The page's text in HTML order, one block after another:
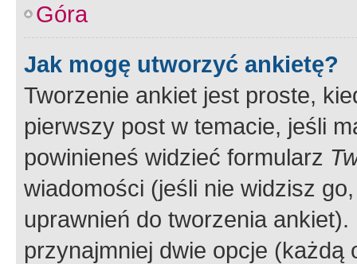
Góra
Jak mogę utworzyć ankietę?
Tworzenie ankiet jest proste,
pierwszy post w temacie, jeśli
powinieneś widzieć formularz
wiadomości (jeśli nie widzisz
uprawnień do tworzenia
przynajmniej dwie opcje